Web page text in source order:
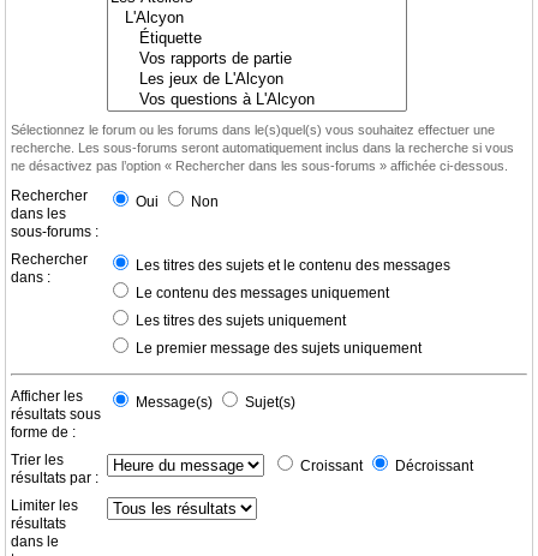
Sélectionnez le forum ou les forums dans le(s)quel(s) vous souhaitez effectuer une
recherche. Les sous-forums seront automatiquement inclus dans la recherche si vous
ne désactivez pas l’option « Rechercher dans les sous-forums » affichée ci-dessous.
Rechercher
dans les
sous-forums :
Oui Non
Rechercher
dans :
Les titres des sujets et le contenu des messages
Le contenu des messages uniquement
Les titres des sujets uniquement
Le premier message des sujets uniquement
Afficher les
résultats sous
forme de :
Message(s) Sujet(s)
Trier les
résultats par :
Croissant Décroissant
Limiter les
résultats
dans le